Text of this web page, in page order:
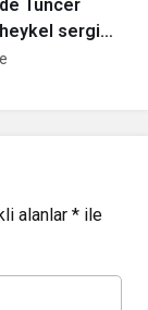
Tuncer
heykel sergisi
alanlar * ile